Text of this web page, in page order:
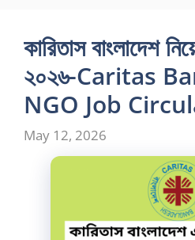
কারিতাস বাংলাদেশ
২০২৬-Caritas
NGO Job
May 12, 2026